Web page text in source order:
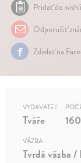
Pridať do
Odporučiť
Zdielať na
VYDAVATEĽ
Tváře 160
VÄZBA
Tvrdá väzba